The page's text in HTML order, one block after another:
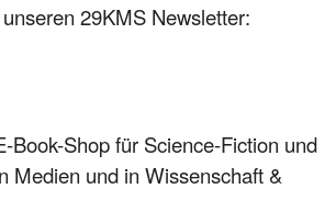
29KMS Newsletter:
Book-Shop für Science-Fiction und
Medien und in Wissenschaft &